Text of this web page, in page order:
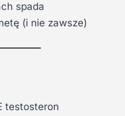
spada
(i nie zawsze)
testosteron